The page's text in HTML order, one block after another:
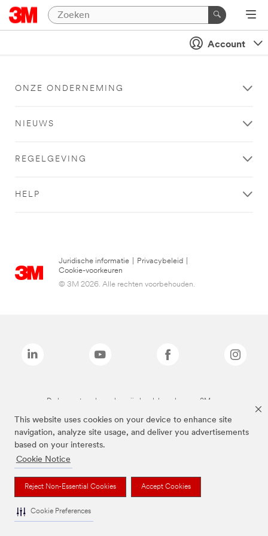
This website uses cookies on your device to enhance site
navigation, analyze site usage, and deliver you advertisements
based on your interests.
Cookie Notice
Reject Non-Essential Cookies Accept Cookies
Cookie Preferences
Account
ONZE ONDERNEMING
NIEUWS
REGELGEVING
HELP
Juridische informatie Privacybeleid
Cookie-voorkeuren
© 3M 2026. Alle rechten voorbehouden.
De bovenstaande merken zijn handelsmerken van 3M.we